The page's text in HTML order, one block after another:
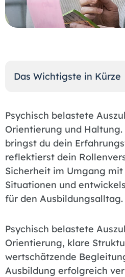
Das Wichtigste in Kürze
Psychisch belastete
Orientierung und
bringst du dein
reflektierst dein
Sicherheit im Umgang
Situationen und
für den Ausbildungsalltag.
Psychisch belastete
Orientierung, klare
wertschätzende
Ausbildung erfolgreich